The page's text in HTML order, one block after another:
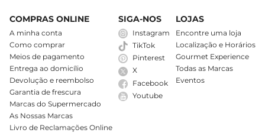
COMPRAS ONLINE
A minha conta
Como comprar
Meios de pagamento
Entrega ao domicílio
Devolução e reembolso
Garantia de frescura
Marcas do Supermercado
As Nossas Marcas
Livro de Reclamações Online
SIGA-NOS
Instagram
TikTok
Pinterest
X
Facebook
Youtube
LOJAS
Encontre uma loja
Localização e Horários
Gourmet Experience
Todas as Marcas
Eventos